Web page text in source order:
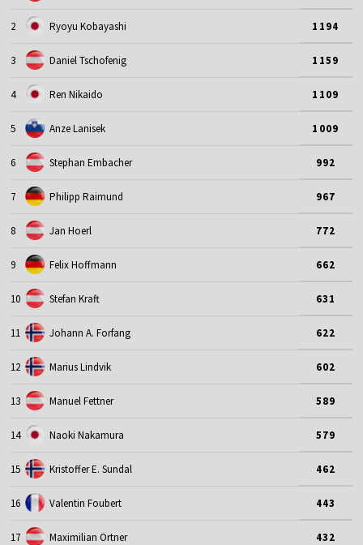
2 Ryoyu Kobayashi 1194
3 Daniel Tschofenig 1159
4 Ren Nikaido 1109
5 Anze Lanisek 1009
6 Stephan Embacher 992
7 Philipp Raimund 967
8 Jan Hoerl 772
9 Felix Hoffmann 662
10 Stefan Kraft 631
11 Johann A. Forfang 622
12 Marius Lindvik 602
13 Manuel Fettner 589
14 Naoki Nakamura 579
15 Kristoffer E. Sundal 462
16 Valentin Foubert 443
17 Maximilian Ortner 432